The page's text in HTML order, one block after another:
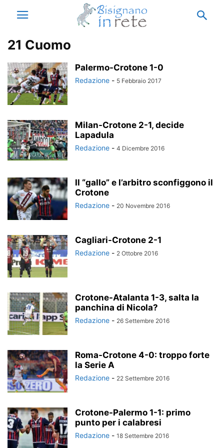
21 Cuomo
Palermo-Crotone 1-0
Redazione - 5 Febbraio 2017
Milan-Crotone 2-1, decide
Lapadula
Redazione - 4 Dicembre 2016
Il “gallo” e l’arbitro sconfiggono il
Crotone
Redazione - 20 Novembre 2016
Cagliari-Crotone 2-1
Redazione - 2 Ottobre 2016
Crotone-Atalanta 1-3, salta la
panchina di Nicola?
Redazione - 26 Settembre 2016
Roma-Crotone 4-0: troppo forte
la Serie A
Redazione - 22 Settembre 2016
Crotone-Palermo 1-1: primo
punto per i calabresi
Redazione - 18 Settembre 2016